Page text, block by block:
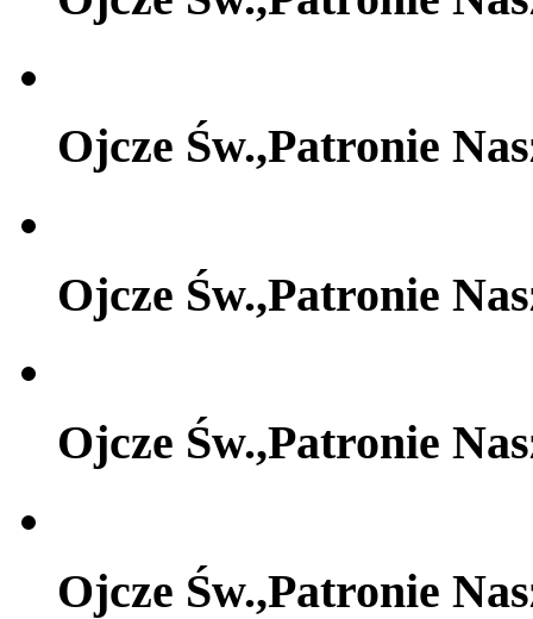
Ojcze Św.,Patronie
Ojcze Św.,Patronie
Ojcze Św.,Patronie
Ojcze Św.,Patronie